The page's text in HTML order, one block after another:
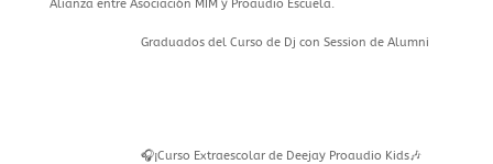
Alianza entre Asociación MIM y Proaudio Escuela.
Graduados del Curso de Dj con Session de Alumni
🎧¡Curso Extraescolar de Deejay Proaudio Kids🎶